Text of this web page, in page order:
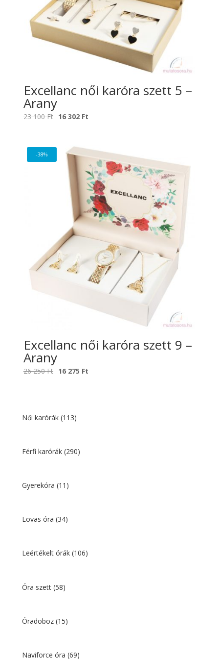
Excellanc női karóra szett 5 –
Arany
23 100Ft Original
23
100 Ft.
16 302 Ft
16
302 Ft.
-38%
Excellanc női karóra szett 9 –
Arany
26 250Ft Original
250 Ft.
16 275 Ft
Női karórák (113)
Férfi karórák (290)
Gyerekóra (11)
Lovas óra (34)
Leértékelt órák (106)
Óra szett (58)
Óradoboz (15)
Naviforce óra (69)